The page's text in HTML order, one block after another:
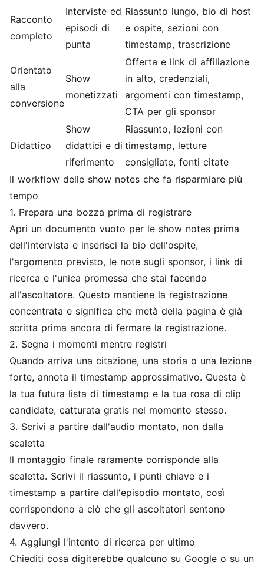
Racconto
completo
Interviste ed
episodi di
punta
Riassunto lungo, bio di host
e ospite, sezioni con
timestamp, trascrizione
Orientato
alla
conversione
Show
monetizzati
Offerta e link di affiliazione
in alto, credenziali,
argomenti con timestamp,
CTA per gli sponsor
Didattico
Show
didattici e di
riferimento
Riassunto, lezioni con
timestamp, letture
consigliate, fonti citate
Il workflow delle show notes che fa risparmiare più
tempo
1. Prepara una bozza prima di registrare
Apri un documento vuoto per le show notes prima
dell'intervista e inserisci la bio dell'ospite,
l'argomento previsto, le note sugli sponsor, i link di
ricerca e l'unica promessa che stai facendo
all'ascoltatore. Questo mantiene la registrazione
concentrata e significa che metà della pagina è già
scritta prima ancora di fermare la registrazione.
2. Segna i momenti mentre registri
Quando arriva una citazione, una storia o una lezione
forte, annota il timestamp approssimativo. Questa è
la tua futura lista di timestamp e la tua rosa di clip
candidate, catturata gratis nel momento stesso.
3. Scrivi a partire dall'audio montato, non dalla
scaletta
Il montaggio finale raramente corrisponde alla
scaletta. Scrivi il riassunto, i punti chiave e i
timestamp a partire dall'episodio montato, così
corrispondono a ciò che gli ascoltatori sentono
davvero.
4. Aggiungi l'intento di ricerca per ultimo
Chiediti cosa digiterebbe qualcuno su Google o su un